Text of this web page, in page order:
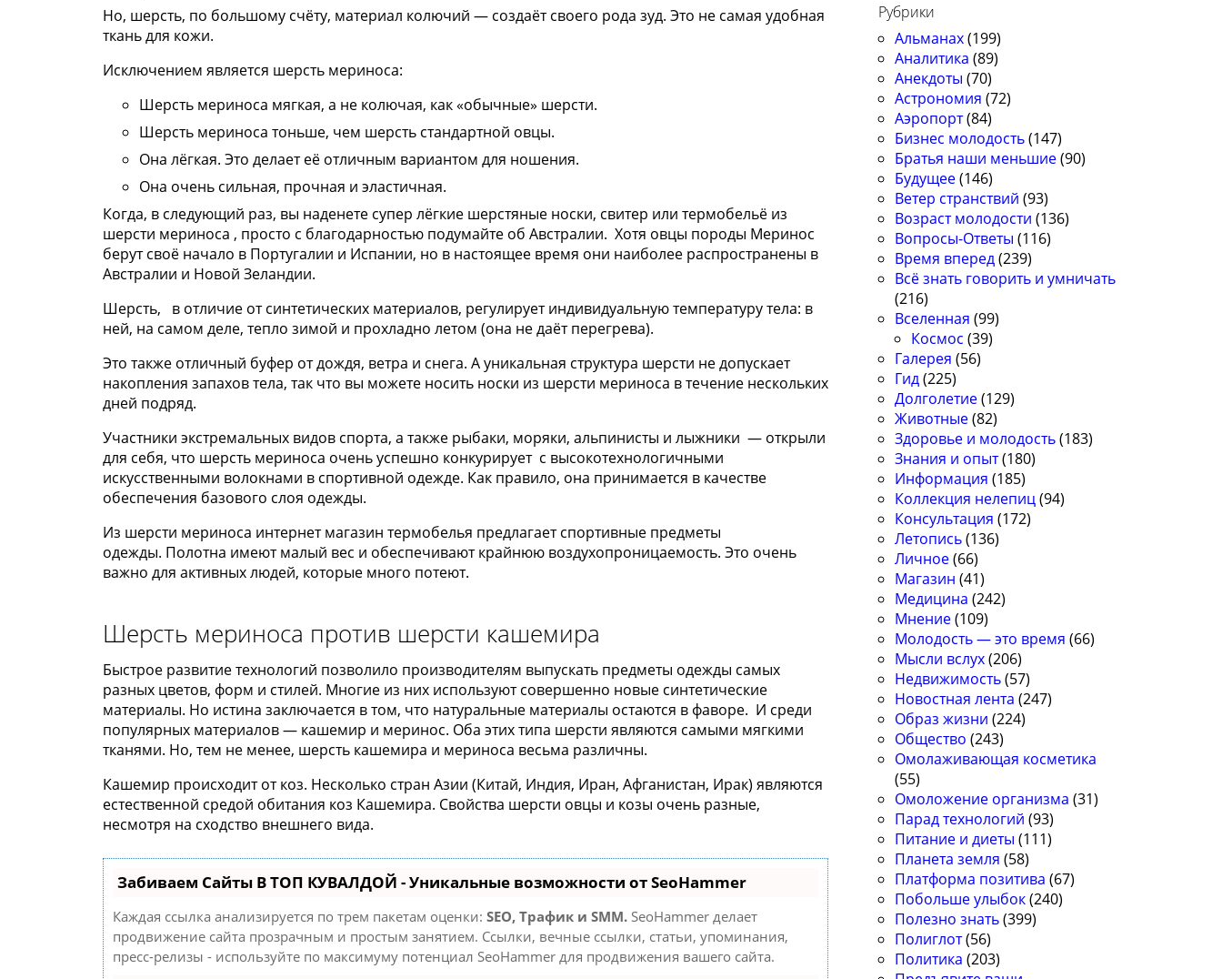
Но, шерсть, по большому счёту, материал колючий — создаёт своего рода зуд. Это не самая удобная
ткань для кожи.
Исключением является шерсть мериноса:
Шерсть мериноса мягкая, а не колючая, как «обычные» шерсти.
Шерсть мериноса тоньше, чем шерсть стандартной овцы.
Она лёгкая. Это делает её отличным вариантом для ношения.
Она очень сильная, прочная и эластичная.
Когда, в следующий раз, вы наденете супер лёгкие шерстяные носки, свитер или термобельё из
шерсти мериноса , просто с благодарностью подумайте об Австралии. Хотя овцы породы Меринос
берут своё начало в Португалии и Испании, но в настоящее время они наиболее распространены в
Австралии и Новой Зеландии.
Шерсть, в отличие от синтетических материалов, регулирует индивидуальную температуру тела: в
ней, на самом деле, тепло зимой и прохладно летом (она не даёт перегрева).
Это также отличный буфер от дождя, ветра и снега. А уникальная структура шерсти не допускает
накопления запахов тела, так что вы можете носить носки из шерсти мериноса в течение нескольких
дней подряд.
Участники экстремальных видов спорта, а также рыбаки, моряки, альпинисты и лыжники — открыли
для себя, что шерсть мериноса очень успешно конкурирует с высокотехнологичными
искусственными волокнами в спортивной одежде. Как правило, она принимается в качестве
обеспечения базового слоя одежды.
Из шерсти мериноса интернет магазин термобелья предлагает спортивные предметы
одежды. Полотна имеют малый вес и обеспечивают крайнюю воздухопроницаемость. Это очень
важно для активных людей, которые много потеют.
Шерсть мериноса против шерсти кашемира
Быстрое развитие технологий позволило производителям выпускать предметы одежды самых
разных цветов, форм и стилей. Многие из них используют совершенно новые синтетические
материалы. Но истина заключается в том, что натуральные материалы остаются в фаворе. И среди
популярных материалов — кашемир и меринос. Оба этих типа шерсти являются самыми мягкими
тканями. Но, тем не менее, шерсть кашемира и мериноса весьма различны.
Кашемир происходит от коз. Несколько стран Азии (Китай, Индия, Иран, Афганистан, Ирак) являются
естественной средой обитания коз Кашемира. Свойства шерсти овцы и козы очень разные,
несмотря на сходство внешнего вида.
Забиваем Сайты В ТОП КУВАЛДОЙ - Уникальные возможности от SeoHammer
Каждая ссылка анализируется по трем пакетам оценки:SEO, Трафик и SMM. SeoHammer делает
продвижение сайта прозрачным и простым занятием. Ссылки, вечные ссылки, статьи, упоминания,
пресс-релизы - используйте по максимуму потенциал SeoHammer для продвижения вашего сайта.
Рубрики
Альманах(199)
Аналитика (89)
Анекдоты (70)
Астрономия (72)
Аэропорт(84)
Бизнес молодость(147)
Братья наши меньшие(90)
Будущее(146)
Ветер странствий (93)
Возраст молодости (136)
Вопросы-Ответы (116)
Время вперед(239)
Всё знать говорить и умничать
(216)
Вселенная (99)
Космос (39)
Галерея (56)
Гид(225)
Долголетие(129)
Животные(82)
Здоровье и молодость(183)
Знания и опыт(180)
Информация (185)
Коллекция нелепиц(94)
Консультация (172)
Летопись(136)
Личное(66)
Магазин (41)
Медицина (242)
Мнение(109)
Молодость — это время (66)
Мысли вслух(206)
Недвижимость(57)
Новостная лента (247)
Образ жизни (224)
Общество (243)
Омолаживающая косметика
(55)
Омоложение организма (31)
Парад технологий (93)
Питание и диеты (111)
Планета земля (58)
Платформа позитива (67)
Побольше улыбок(240)
Полезно знать(399)
Полиглот(56)
Политика (203)